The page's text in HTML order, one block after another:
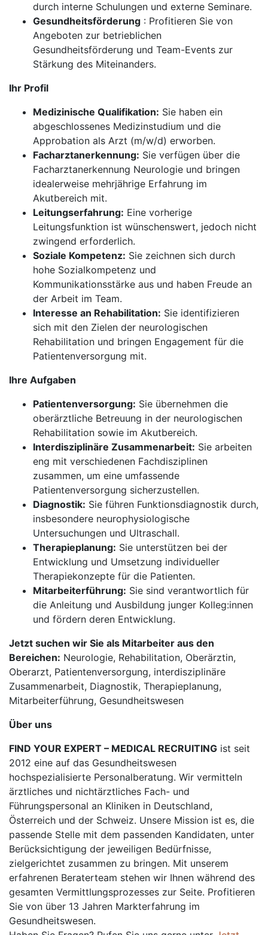
durch interne Schulungen und externe Seminare.
Gesundheitsförderung : Profitieren Sie von
Angeboten zur betrieblichen
Gesundheitsförderung und Team-Events zur
Stärkung des Miteinanders.
Ihr Profil
Medizinische Qualifikation: Sie haben ein
abgeschlossenes Medizinstudium und die
Approbation als Arzt (m/w/d) erworben.
Facharztanerkennung: Sie verfügen über die
Facharztanerkennung Neurologie und bringen
idealerweise mehrjährige Erfahrung im
Akutbereich mit.
Leitungserfahrung: Eine vorherige
Leitungsfunktion ist wünschenswert, jedoch nicht
zwingend erforderlich.
Soziale Kompetenz: Sie zeichnen sich durch
hohe Sozialkompetenz und
Kommunikationsstärke aus und haben Freude an
der Arbeit im Team.
Interesse an Rehabilitation: Sie identifizieren
sich mit den Zielen der neurologischen
Rehabilitation und bringen Engagement für die
Patientenversorgung mit.
Ihre Aufgaben
Patientenversorgung: Sie übernehmen die
oberärztliche Betreuung in der neurologischen
Rehabilitation sowie im Akutbereich.
Interdisziplinäre Zusammenarbeit: Sie arbeiten
eng mit verschiedenen Fachdisziplinen
zusammen, um eine umfassende
Patientenversorgung sicherzustellen.
Diagnostik: Sie führen Funktionsdiagnostik durch,
insbesondere neurophysiologische
Untersuchungen und Ultraschall.
Therapieplanung: Sie unterstützen bei der
Entwicklung und Umsetzung individueller
Therapiekonzepte für die Patienten.
Mitarbeiterführung: Sie sind verantwortlich für
die Anleitung und Ausbildung junger Kolleg:innen
und fördern deren Entwicklung.
Jetzt suchen wir Sie als Mitarbeiter aus den
Bereichen: Neurologie, Rehabilitation, Oberärztin,
Oberarzt, Patientenversorgung, interdisziplinäre
Zusammenarbeit, Diagnostik, Therapieplanung,
Mitarbeiterführung, Gesundheitswesen
Über uns
FIND YOUR EXPERT – MEDICAL RECRUITING ist seit
2012 eine auf das Gesundheitswesen
hochspezialisierte Personalberatung. Wir vermitteln
ärztliches und nichtärztliches Fach- und
Führungspersonal an Kliniken in Deutschland,
Österreich und der Schweiz. Unsere Mission ist es, die
passende Stelle mit dem passenden Kandidaten, unter
Berücksichtigung der jeweiligen Bedürfnisse,
zielgerichtet zusammen zu bringen. Mit unserem
erfahrenen Beraterteam stehen wir Ihnen während des
gesamten Vermittlungsprozesses zur Seite. Profitieren
Sie von über 13 Jahren Markterfahrung im
Gesundheitswesen.